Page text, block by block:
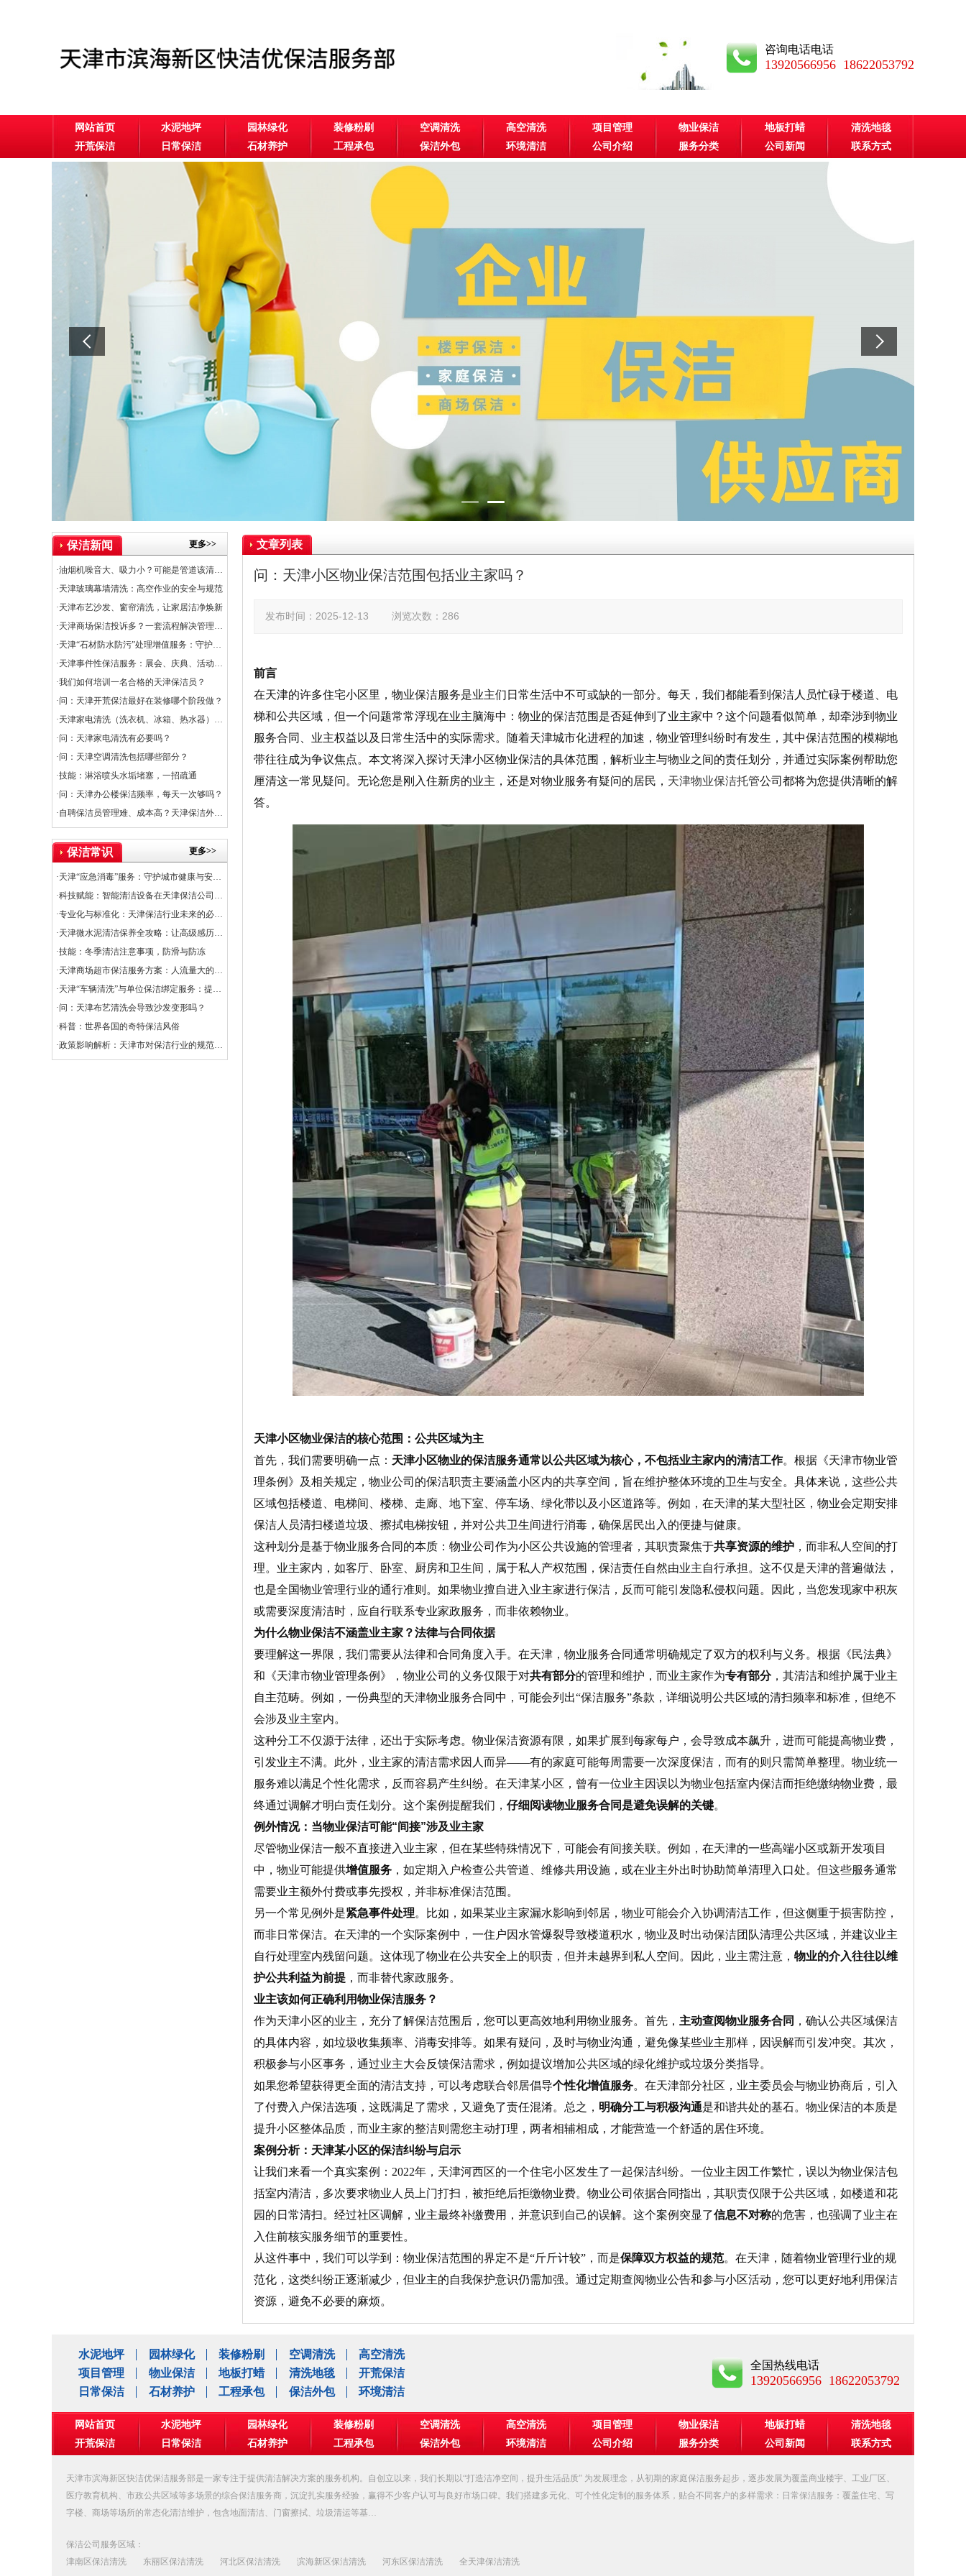
咨询电话电话
13920566956 18622053792
网站首页 水泥地坪 园林绿化 装修粉刷 空调清洗 高空清洗 项目管理 物业保洁 地板打蜡
清洗地毯
开荒保洁
日常保洁 石材养护 工程承包 保洁外包 环境清洁 公司介绍 服务分类 公司新闻
联系方式
公司相册
保洁新闻 更多>>
·油烟机噪音大、吸力小？可能是管道该清洗了
·天津玻璃幕墙清洗：高空作业的安全与规范
·天津布艺沙发、窗帘清洗，让家居洁净焕新
·天津商场保洁投诉多？一套流程解决管理难题
·天津“石材防水防污”处理增值服务：守护石材之美，提升空间价值
·天津事件性保洁服务：展会、庆典、活动的专业保障
·我们如何培训一名合格的天津保洁员？
·问：天津开荒保洁最好在装修哪个阶段做？
·天津家电清洗（洗衣机、冰箱、热水器）服务上线
·问：天津家电清洗有必要吗？
·问：天津空调清洗包括哪些部分？
·技能：淋浴喷头水垢堵塞，一招疏通
·问：天津办公楼保洁频率，每天一次够吗？
·自聘保洁员管理难、成本高？天津保洁外包是出路
保洁常识 更多>>
·天津“应急消毒”服务：守护城市健康与安全的关键防线
·科技赋能：智能清洁设备在天津保洁公司的应用普及率
·专业化与标准化：天津保洁行业未来的必经之路
·天津微水泥清洁保养全攻略：让高级感历久弥新
·技能：冬季清洁注意事项，防滑与防冻
·天津商场超市保洁服务方案：人流量大的清洁挑战
·天津“车辆清洗”与单位保洁绑定服务：提升企业形象与效率的创新选择
·问：天津布艺清洗会导致沙发变形吗？
·科普：世界各国的奇特保洁风俗
·政策影响解析：天津市对保洁行业的规范与扶持
文章列表
问：天津小区物业保洁范围包括业主家吗？
发布时间：2025-12-13 浏览次数：286
前言
在天津的许多住宅小区里，物业保洁服务是业主们日常生活中不可或缺的一部分。每天，我们都能看到保洁人员忙碌于楼道、电
梯和公共区域，但一个问题常常浮现在业主脑海中：物业的保洁范围是否延伸到了业主家中？这个问题看似简单，却牵涉到物业
服务合同、业主权益以及日常生活中的实际需求。随着天津城市化进程的加速，物业管理纠纷时有发生，其中保洁范围的模糊地
带往往成为争议焦点。本文将深入探讨天津小区物业保洁的具体范围，解析业主与物业之间的责任划分，并通过实际案例帮助您
厘清这一常见疑问。无论您是刚入住新房的业主，还是对物业服务有疑问的居民， 天津物业保洁托管公司都将为您提供清晰的解
答。
天津小区物业保洁的核心范围：公共区域为主
首先，我们需要明确一点： 天津小区物业的保洁服务通常以公共区域为核心，不包括业主家内的清洁工作。根据《天津市物业管
理条例》及相关规定，物业公司的保洁职责主要涵盖小区内的共享空间，旨在维护整体环境的卫生与安全。具体来说，这些公共
区域包括楼道、电梯间、楼梯、走廊、地下室、停车场、绿化带以及小区道路等。例如，在天津的某大型社区，物业会定期安排
保洁人员清扫楼道垃圾、擦拭电梯按钮，并对公共卫生间进行消毒，确保居民出入的便捷与健康。
这种划分是基于物业服务合同的本质：物业公司作为小区公共设施的管理者，其职责聚焦于共享资源的维护 ，而非私人空间的打
理。业主家内，如客厅、卧室、厨房和卫生间，属于私人产权范围，保洁责任自然由业主自行承担。这不仅是天津的普遍做法，
也是全国物业管理行业的通行准则。如果物业擅自进入业主家进行保洁，反而可能引发隐私侵权问题。因此，当您发现家中积灰
或需要深度清洁时，应自行联系专业家政服务，而非依赖物业。
为什么物业保洁不涵盖业主家？法律与合同依据
要理解这一界限，我们需要从法律和合同角度入手。在天津，物业服务合同通常明确规定了双方的权利与义务。根据《民法典》
和《天津市物业管理条例》，物业公司的义务仅限于对共有部分的管理和维护，而业主家作为专有部分，其清洁和维护属于业主
自主范畴。例如，一份典型的天津物业服务合同中，可能会列出“保洁服务”条款，详细说明公共区域的清扫频率和标准，但绝不
会涉及业主室内。
这种分工不仅源于法律，还出于实际考虑。物业保洁资源有限，如果扩展到每家每户，会导致成本飙升，进而可能提高物业费，
引发业主不满。此外，业主家的清洁需求因人而异——有的家庭可能每周需要一次深度保洁，而有的则只需简单整理。物业统一
服务难以满足个性化需求，反而容易产生纠纷。在天津某小区，曾有一位业主因误以为物业包括室内保洁而拒绝缴纳物业费，最
终通过调解才明白责任划分。这个案例提醒我们， 仔细阅读物业服务合同是避免误解的关键。
例外情况：当物业保洁可能“间接”涉及业主家
尽管物业保洁一般不直接进入业主家，但在某些特殊情况下，可能会有间接关联。例如，在天津的一些高端小区或新开发项目
中，物业可能提供增值服务 ，如定期入户检查公共管道、维修共用设施，或在业主外出时协助简单清理入口处。但这些服务通常
需要业主额外付费或事先授权，并非标准保洁范围。
另一个常见例外是紧急事件处理。比如，如果某业主家漏水影响到邻居，物业可能会介入协调清洁工作，但这侧重于损害防控，
而非日常保洁。在天津的一个实际案例中，一住户因水管爆裂导致楼道积水，物业及时出动保洁团队清理公共区域，并建议业主
自行处理室内残留问题。这体现了物业在公共安全上的职责，但并未越界到私人空间。因此，业主需注意， 物业的介入往往以维
护公共利益为前提 ，而非替代家政服务。
业主该如何正确利用物业保洁服务？
作为天津小区的业主，充分了解保洁范围后，您可以更高效地利用物业服务。首先， 主动查阅物业服务合同 ，确认公共区域保洁
的具体内容，如垃圾收集频率、消毒安排等。如果有疑问，及时与物业沟通，避免像某些业主那样，因误解而引发冲突。其次，
积极参与小区事务，通过业主大会反馈保洁需求，例如提议增加公共区域的绿化维护或垃圾分类指导。
如果您希望获得更全面的清洁支持，可以考虑联合邻居倡导个性化增值服务。在天津部分社区，业主委员会与物业协商后，引入
了付费入户保洁选项，这既满足了需求，又避免了责任混淆。总之， 明确分工与积极沟通是和谐共处的基石。物业保洁的本质是
提升小区整体品质，而业主家的整洁则需您主动打理，两者相辅相成，才能营造一个舒适的居住环境。
案例分析：天津某小区的保洁纠纷与启示
让我们来看一个真实案例：2022年，天津河西区的一个住宅小区发生了一起保洁纠纷。一位业主因工作繁忙，误以为物业保洁包
括室内清洁，多次要求物业人员上门打扫，被拒绝后拒缴物业费。物业公司依据合同指出，其职责仅限于公共区域，如楼道和花
园的日常清扫。经过社区调解，业主最终补缴费用，并意识到自己的误解。这个案例突显了信息不对称的危害，也强调了业主在
入住前核实服务细节的重要性。
从这件事中，我们可以学到：物业保洁范围的界定不是“斤斤计较”，而是保障双方权益的规范。在天津，随着物业管理行业的规
范化，这类纠纷正逐渐减少，但业主的自我保护意识仍需加强。通过定期查阅物业公告和参与小区活动，您可以更好地利用保洁
资源，避免不必要的麻烦。
水泥地坪 园林绿化 装修粉刷 空调清洗
高空清洗
项目管理
物业保洁 地板打蜡 清洗地毯
开荒保洁
日常保洁
石材养护 工程承包 保洁外包 环境清洁
全国热线电话
13920566956 18622053792
网站首页 水泥地坪 园林绿化 装修粉刷 空调清洗 高空清洗 项目管理 物业保洁 地板打蜡
清洗地毯
开荒保洁
日常保洁 石材养护 工程承包 保洁外包 环境清洁 公司介绍 服务分类 公司新闻
联系方式
天津市滨海新区快洁优保洁服务部是一家专注于提供清洁解决方案的服务机构。自创立以来，我们长期以“打造洁净空间，提升生活品质” 为发展理念，从初期的家庭保洁服务起步，逐步发展为覆盖商业楼宇、工业厂区、
医疗教育机构、市政公共区域等多场景的综合保洁服务商，沉淀扎实服务经验，赢得不少客户认可与良好市场口碑。我们搭建多元化、可个性化定制的服务体系，贴合不同客户的多样需求：日常保洁服务：覆盖住宅、写
字楼、商场等场所的常态化清洁维护，包含地面清洁、门窗擦拭、垃圾清运等基…
保洁公司服务区域：
津南区保洁清洗
东丽区保洁清洗 河北区保洁清洗 滨海新区保洁清洗 河东区保洁清洗 全天津保洁清洗